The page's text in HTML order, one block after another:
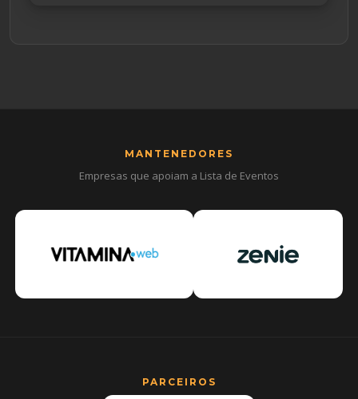
MANTENEDORES
Empresas que apoiam a Lista de Eventos
PARCEIROS